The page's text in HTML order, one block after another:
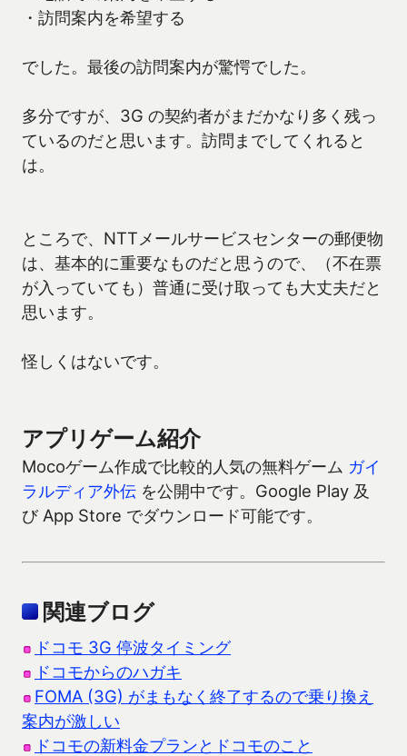
・訪問案内を希望する
でした。最後の訪問案内が驚愕でした。
多分ですが、3G の契約者がまだかなり多く残っ
ているのだと思います。訪問までしてくれると
は。
ところで、NTTメールサービスセンターの郵便物
は、基本的に重要なものだと思うので、（不在票
が入っていても）普通に受け取っても大丈夫だと
思います。
怪しくはないです。
アプリゲーム紹介
Mocoゲーム作成で比較的人気の無料ゲーム ガイ
ラルディア外伝 を公開中です。Google Play 及
び App Store でダウンロード可能です。
関連ブログ
ドコモ 3G 停波タイミング
ドコモからのハガキ
FOMA (3G) がまもなく終了するので乗り換え
案内が激しい
ドコモの新料金プランとドコモのこと